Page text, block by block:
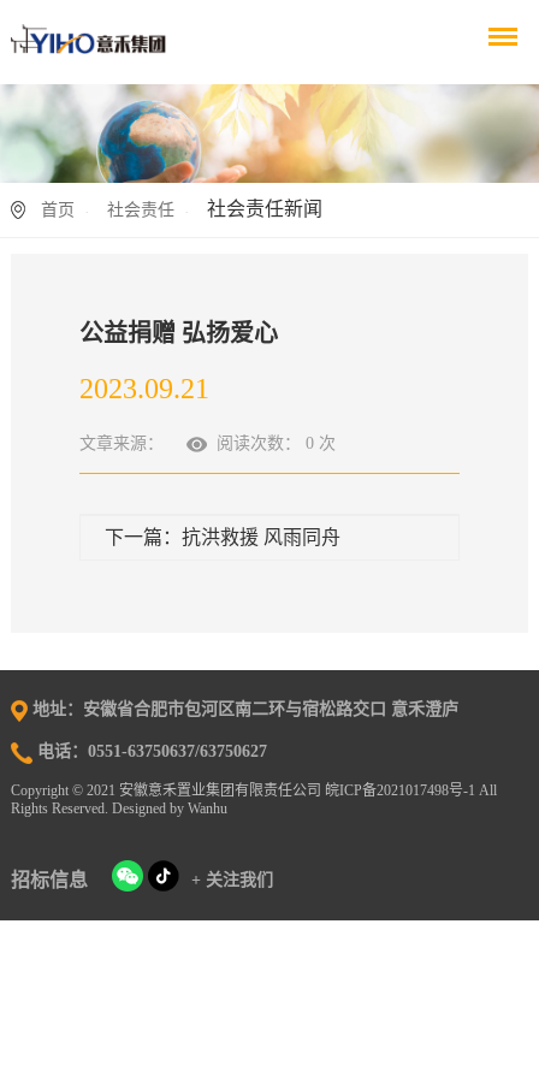
首页 社会责任 社会责任新闻
公益捐赠 弘扬爱心
2023.09.21
文章来源： 阅读次数： 0次
下一篇：抗洪救援 风雨同舟
地址：安徽省合肥市包河区南二环与宿松路交口 意禾澄庐
电话：0551-63750637/63750627
Copyright © 2021 安徽意禾置业集团有限责任公司 皖ICP备2021017498号-1 All
Rights Reserved. Designed by Wanhu
招标信息 + 关注我们